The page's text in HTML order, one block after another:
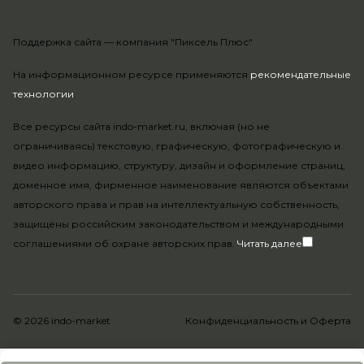
На информационном ресурсе применяются рекомендательные
технологии.
Все ресурсы сайта indo-market.ru, включая (но не
ограничиваясь) текстовую, графическую, фотографическую и
видео информацию, структуру, дизайн и оформление страниц,
доменное имя, фирменное наименование являются объектами
авторского права и прав на интеллектуальную собственность,
защищены российским законодательством и международными
соглашениями об охране авторских прав. Читать далее
Поддержка сайта — компания "Пиксель Плюс"
© 2026 indo-market Конфиденциальность и Оферта